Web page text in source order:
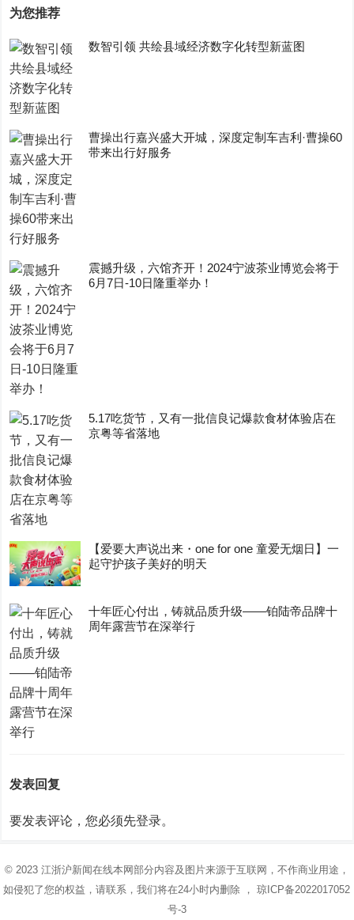
为您推荐
数智引领 共绘县域经济数字化转型新蓝图
曹操出行嘉兴盛大开城，深度定制车吉利·曹操60
带来出行好服务
震撼升级，六馆齐开！2024宁波茶业博览会将于
6月7日-10日隆重举办！
5.17吃货节，又有一批信良记爆款食材体验店在
京粤等省落地
【爱要大声说出来・one for one 童爱无烟日】一
起守护孩子美好的明天
十年匠心付出，铸就品质升级——铂陆帝品牌十
周年露营节在深举行
发表回复
要发表评论，您必须先登录。
© 2023 江浙沪新闻在线本网部分内容及图片来源于互联网，不作商业用途，
如侵犯了您的权益，请联系，我们将在24小时内删除 ，琼ICP备2022017052
号-3